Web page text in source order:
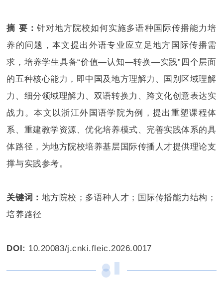
摘 要： 针对地方院校如何实施多语种国际传播能力培
养的问题，本文提出外语专业应立足地方国际传播需
求，培养学生具备“价值—认知—转换—实践”四个层面
的五种核心能力，即中国及地方理解力、国别区域理解
力、细分领域理解力、双语转换力、跨文化创意表达实
战力。本文以浙江外国语学院为例，提出重塑课程体
系、重建教学资源、优化培养模式、完善实践体系的具
体路径，为地方院校培养基层国际传播人才提供理论支
撑与实践参考。
关键词： 地方院校；多语种人才；国际传播能力结构；
培养路径
DOI: 10.20083/j.cnki.fleic.2026.0017